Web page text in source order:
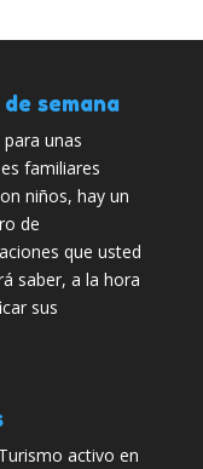
semana
para unas
familiares
niños, hay un
de
que usted
saber, a la hora
sus
activo en